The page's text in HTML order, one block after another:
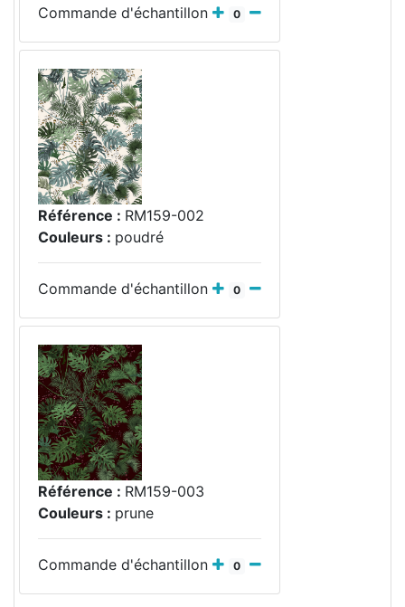
Commande d'échantillon 0
Référence : RM159-002
Couleurs : poudré
Commande d'échantillon 0
Référence : RM159-003
Couleurs : prune
Commande d'échantillon 0